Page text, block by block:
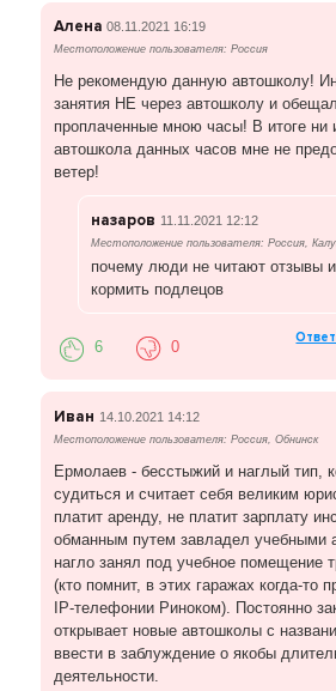
Алена 08.11.2021 16:19
Местоположение пользователя: Россия
Не рекомендую данную автошколу!
занятия НЕ через автошколу и
проплаченные мною часы! В итоге ни
автошкола данных часов мне не
ветер!
назаров 11.11.2021 12:12
Местоположение пользователя: Россия,
почему люди не читают отзывы
кормить подлецов
6 0
Иван 14.10.2021 14:12
Местоположение пользователя: Россия, Обнинск
Ермолаев - бесстыжий и наглый тип,
судиться и считает себя великим
платит аренду, не платит зарплату
обманным путем завладел учебными
нагло занял под учебное помещение
(кто помнит, в этих гаражах когда-то
IP-телефонии Риноком). Постоянно
открывает новые автошколы с
ввести в заблуждение о якобы
деятельности.